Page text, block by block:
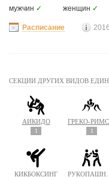
мужчин ✓ женщин ✓
Расписание
СЕКЦИИ ДРУГИХ ВИДОВ
АЙКИДО
1 1
КИКБОКСИНГ